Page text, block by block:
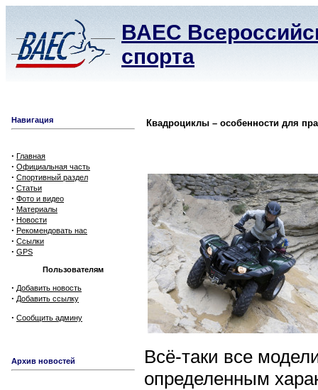
ВАЕС
спорта
Навигация
· Главная
· Официальная часть
· Спортивный раздел
· Статьи
· Фото и видео
· Материалы
· Новости
· Рекомендовать нас
· Ссылки
· GPS
Пользователям
· Добавить новость
· Добавить ссылку
· Сообщить админу
Архив новостей
Квадроциклы – особенности для
Всё-таки все
определенным